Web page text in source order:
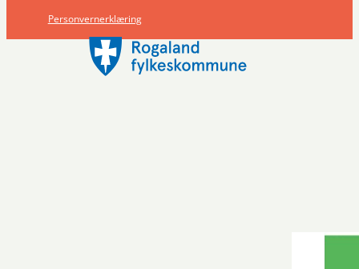
Personvernerklæring